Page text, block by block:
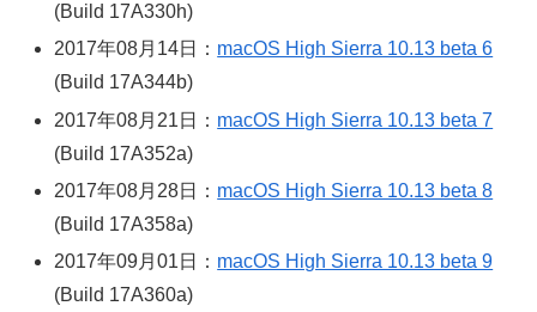
(Build 17A330h)
2017年08月14日： macOS High Sierra 10.13 beta 6
(Build 17A344b)
2017年08月21日： macOS High Sierra 10.13 beta 7
(Build 17A352a)
2017年08月28日： macOS High Sierra 10.13 beta 8
(Build 17A358a)
2017年09月01日： macOS High Sierra 10.13 beta 9
(Build 17A360a)